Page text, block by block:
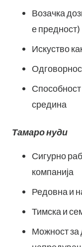
Возачка
е предност)
Искуство
средина
Тамаро нуди
Сигурно
компанија
Редовна и
Тимска и
Можност за